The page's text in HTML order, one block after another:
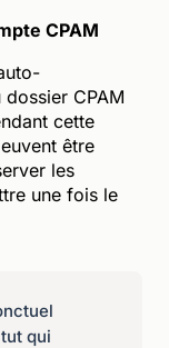
CPAM
CPAM
cette
être
les
une fois le
qui